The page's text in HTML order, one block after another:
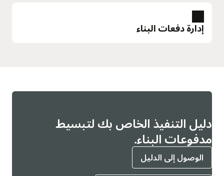
توسع
Oracle Textura Payment Accelerator
الشريحة
التالية
إدارة دفعات البناء
توسع
دليل التنفيذ الخاص بك لتبسيط
مدفوعات البناء.
الوصول إلى الدليل